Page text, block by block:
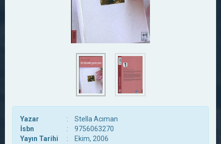
Yazar :
Stella Acıman
İsbn
:
9756063270
Yayın Tarihi
:
Ekim, 2006